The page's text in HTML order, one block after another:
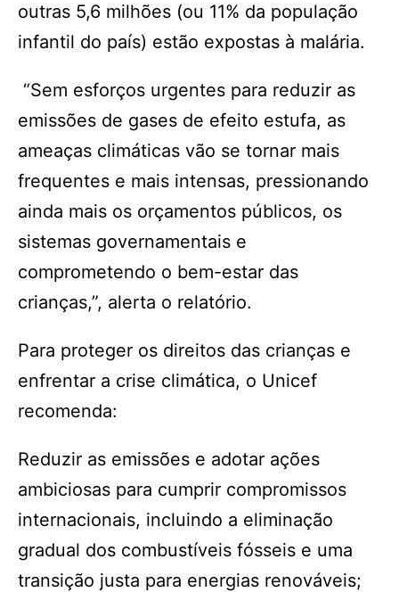
outras 5,6 milhões (ou 11% da população
infantil do país) estão expostas à malária.
“Sem esforços urgentes para reduzir as
emissões de gases de efeito estufa, as
ameaças climáticas vão se tornar mais
frequentes e mais intensas, pressionando
ainda mais os orçamentos públicos, os
sistemas governamentais e
comprometendo o bem-estar das
crianças,”, alerta o relatório.
Para proteger os direitos das crianças e
enfrentar a crise climática, o Unicef
recomenda:
Reduzir as emissões e adotar ações
ambiciosas para cumprir compromissos
internacionais, incluindo a eliminação
gradual dos combustíveis fósseis e uma
transição justa para energias renováveis;